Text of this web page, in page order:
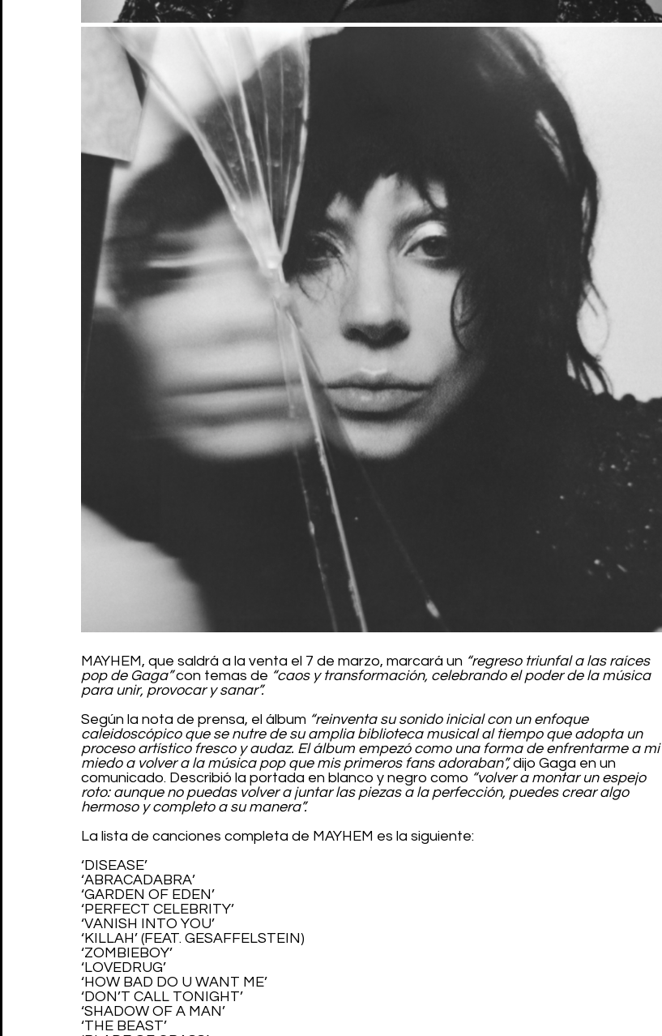
MAYHEM, que saldrá a la venta el 7 de marzo, marcará un “regreso triunfal a las raíces
pop de Gaga” con temas de “caos y transformación, celebrando el poder de la música
para unir, provocar y sanar”.
Según la nota de prensa, el álbum “reinventa su sonido inicial con un enfoque
caleidoscópico que se nutre de su amplia biblioteca musical al tiempo que adopta un
proceso artístico fresco y audaz. El álbum empezó como una forma de enfrentarme a mi
miedo a volver a la música pop que mis primeros fans adoraban”, dijo Gaga en un
comunicado. Describió la portada en blanco y negro como “volver a montar un espejo
roto: aunque no puedas volver a juntar las piezas a la perfección, puedes crear algo
hermoso y completo a su manera”.
La lista de canciones completa de MAYHEM es la siguiente:
‘DISEASE’
‘ABRACADABRA’
‘GARDEN OF EDEN’
‘PERFECT CELEBRITY’
‘VANISH INTO YOU’
‘KILLAH’ (FEAT. GESAFFELSTEIN)
‘ZOMBIEBOY’
‘LOVEDRUG’
‘HOW BAD DO U WANT ME’
‘DON’T CALL TONIGHT’
‘SHADOW OF A MAN’
‘THE BEAST’